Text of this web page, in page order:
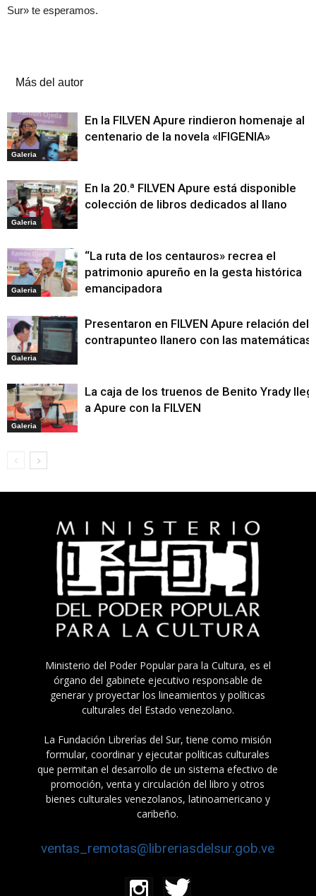
Sur» te esperamos.
Más del autor
Galeria
En la FILVEN Apure rindieron homenaje al
centenario de la novela «IFIGENIA»
Galeria
En la 20.ª FILVEN Apure está disponible
colección de libros dedicados al llano
Galeria
“La ruta de los centauros» recrea el
patrimonio apureño en la gesta histórica
emancipadora
Galeria
Presentaron en FILVEN Apure relación del
contrapunteo llanero con las matemáticas
Galeria
La caja de los truenos de Benito Yrady
a Apure con la FILVEN
Ministerio del Poder Popular para la Cultura, es el
órgano del gabinete ejecutivo responsable de
generar y proyectar los lineamientos y políticas
culturales del Estado venezolano.
La Fundación Librerías del Sur, tiene como misión
formular, coordinar y ejecutar políticas culturales
que permitan el desarrollo de un sistema efectivo de
promoción, venta y circulación del libro y otros
bienes culturales venezolanos, latinoamericano y
caribeño.
ventas_remotas@libreriasdelsur.gob.ve